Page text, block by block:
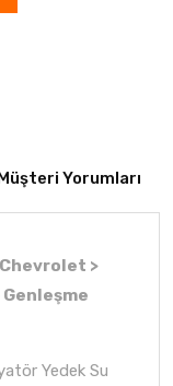
Yorumları
>
Yedek Su